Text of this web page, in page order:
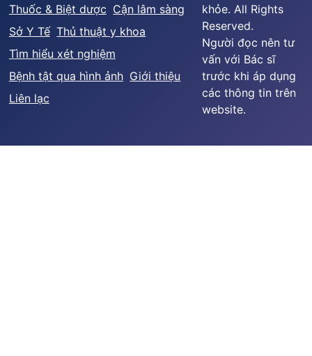
Thuốc & Biệt dược Cận lâm sàng
Sở Y Tế Thủ thuật y khoa
Tìm hiểu xét nghiệm
Bệnh tật qua hình ảnh Giới thiệu
Liên lạc
khỏe. All Rights
Reserved.
Người đọc nên tư
vấn với Bác sĩ
trước khi áp dụng
các thông tin trên
website.